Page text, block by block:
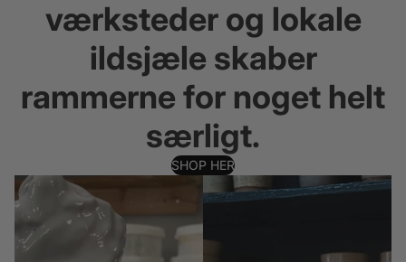
værksteder og lokale
ildsjæle skaber
rammerne for noget helt
særligt.
SHOP HER